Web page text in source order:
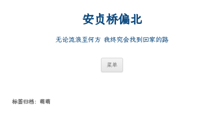
安贞桥偏北
无论流浪至何方 我终究会找到回家的路
菜单
标签归档： 萌萌